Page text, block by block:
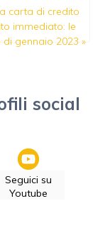
carta di credito
immediato: le
gennaio 2023 »
social
Seguici su
Youtube